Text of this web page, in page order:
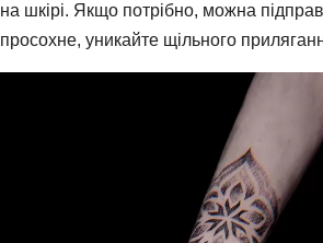
на шкірі. Якщо потрібно, можна
просохне, уникайте щільного